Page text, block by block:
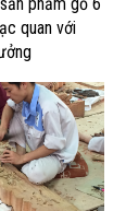
quan với